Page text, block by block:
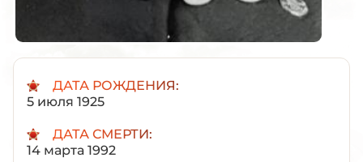
ДАТА РОЖДЕНИЯ:
5 июля 1925
ДАТА СМЕРТИ:
14 марта 1992